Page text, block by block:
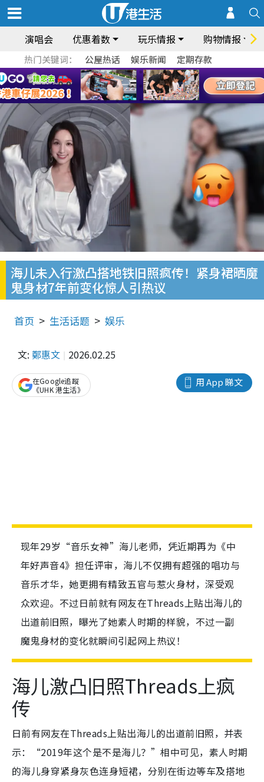
演唱会 优惠着数 玩乐情报 购物情报
热门关键词： 公屋热话 娱乐新闻 定期存款
海儿未入行激凸搭地铁旧照疯传！紧身裙晒魔
鬼身材7年前变化惊人引热议
首页 生活话题 娱乐
文: 鄭惠文 2026.02.25
用 App 睇文
在Google追蹤
《UHK 港生活》
现年29岁“音乐女神”海儿老师，凭近期再为《中
年好声音4》担任评审，海儿不仅拥有超强的唱功与
音乐才华，她更拥有精致五官与惹火身材，深受观
众欢迎。不过日前就有网友在Threads上贴出海儿的
出道前旧照，曝光了她素人时期的样貌，不过一副
魔鬼身材的变化就瞬间引起网上热议！
海儿激凸旧照Threads上疯
传
日前有网友在Threads上贴出海儿的出道前旧照，并表
示：“2019年这个是不是海儿？”相中可见， 素人时期
的海儿身穿紧身灰色连身短裙，分别在街边等车及搭地